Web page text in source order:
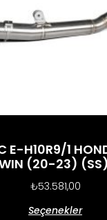
E-H10R9/1
(20-23) (SS)
₺53.581,00
Seçenekler